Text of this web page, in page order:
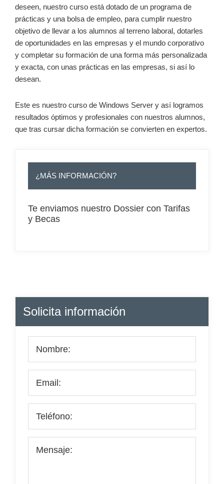
deseen, nuestro curso está dotado de un programa de
prácticas y una bolsa de empleo, para cumplir nuestro
objetivo de llevar a los alumnos al terreno laboral, dotarles
de oportunidades en las empresas y el mundo corporativo
y completar su formación de una forma más personalizada
y exacta, con unas prácticas en las empresas, si así lo
desean.
Este es nuestro curso de Windows Server y así logramos
resultados óptimos y profesionales con nuestros alumnos,
que tras cursar dicha formación se convierten en expertos.
¿MÁS INFORMACIÓN?
Te enviamos nuestro Dossier con Tarifas
y Becas
Barra
lateral
principal
Solicita información